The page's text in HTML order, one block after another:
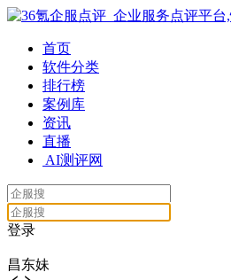
首页
软件分类
排行榜
案例库
资讯
直播
AI测评网
登录
昌东妹